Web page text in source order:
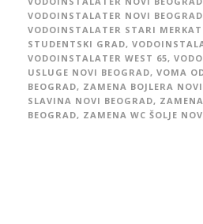
VODOINSTALATER NOVI
VODOINSTALATER STARI
STUDENTSKI GRAD,
VODOINSTALATER WEST 65,
USLUGE NOVI BEOGRAD, VOMA
BEOGRAD, ZAMENA BOJLERA
SLAVINA NOVI BEOGRAD,
BEOGRAD, ZAMENA WC ŠOLJE